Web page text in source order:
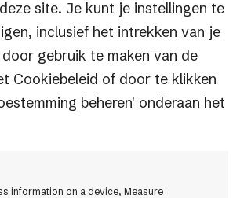
site. Je kunt je instellingen te
inclusief het intrekken van je
gebruik te maken van de
Cookiebeleid of door te klikken
beheren' onderaan het
information on a device, Measure
LinkedIn
voor het laatste nieuws,
van andere
retailers
ondersteuning nodig? We